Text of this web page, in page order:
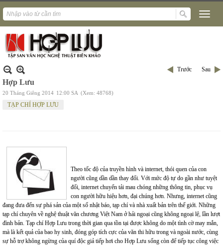
Trước Sau
Hợp Lưu
20 Tháng Giêng 2014 12:00 SA (Xem: 48768)
TẠP CHÍ HỢP LƯU
Theo tốc độ của truyền hình và internet, thói quen của con
người cũng dần dần thay đổi. Với mức độ tự do gần như tuyệt
đối, internet chuyển tải mau chóng những thông tin, phục vụ
con người hữu hiệu hơn, đại chúng hơn. Nhưng, internet cũng
đang đưa đến sự phá sản của một số nhật báo, tạp chí và nhà xuất bản trên thế giới. Những
tạp chí chuyên về nghệ thuật văn chương Việt Nam ở hải ngoại cũng không ngoại lệ, lần lượt
đình bản. Tạp chí Hợp Lưu trong thời gian qua tồn tại được không do một tình cờ may mắn,
mà là kết quả của bao hy sinh, đóng góp tích cực của văn thi hữu trong và ngoài nước, cùng
sự hỗ trợ không ngừng của quí độc giả tiếp hơi cho Hợp Lưu sống còn để tiếp tục công việc